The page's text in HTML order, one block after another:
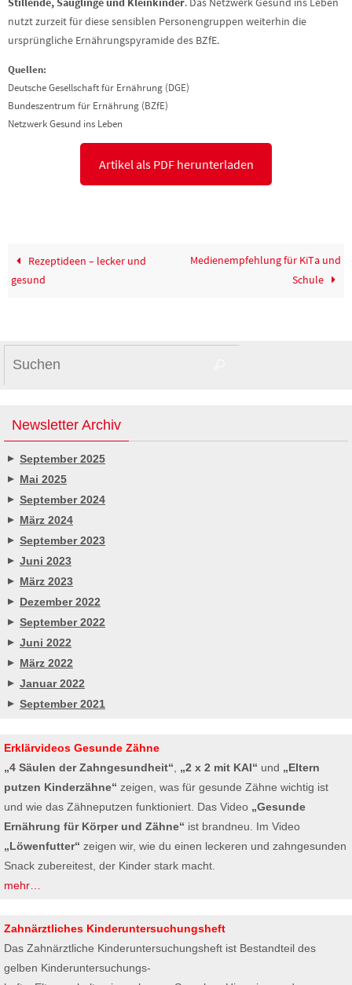
nutzt zurzeit für diese sensiblen Personengruppen weiterhin die
ursprüngliche Ernährungspyramide des BZfE.
Quellen:
Deutsche Gesellschaft für Ernährung (DGE)
Bundeszentrum für Ernährung (BZfE)
Netzwerk Gesund ins Leben
Artikel als PDF herunterladen
Rezeptideen – lecker und
gesund
Medienempfehlung für KiTa und
Schule
Newsletter Archiv
September 2025
Mai 2025
September 2024
März 2024
September 2023
Juni 2023
März 2023
Dezember 2022
September 2022
Juni 2022
März 2022
Januar 2022
September 2021
Erklärvideos Gesunde Zähne
„4 Säulen der Zahngesundheit“
„2 x 2 mit KAI“ und „Eltern
putzen Kinderzähne“ zeigen, was für gesunde Zähne wichtig ist
und wie das Zähneputzen funktioniert. Das Video „Gesunde
Ernährung für Körper und Zähne“ ist brandneu. Im Video
„Löwenfutter“ zeigen wir, wie du einen leckeren und zahngesunden
Snack zubereitest, der Kinder stark macht.
mehr…
Zahnärztliches Kinderuntersuchungsheft
Das Zahnärztliche Kinderuntersuchungsheft ist Bestandteil des
gelben Kinderuntersuchungs-